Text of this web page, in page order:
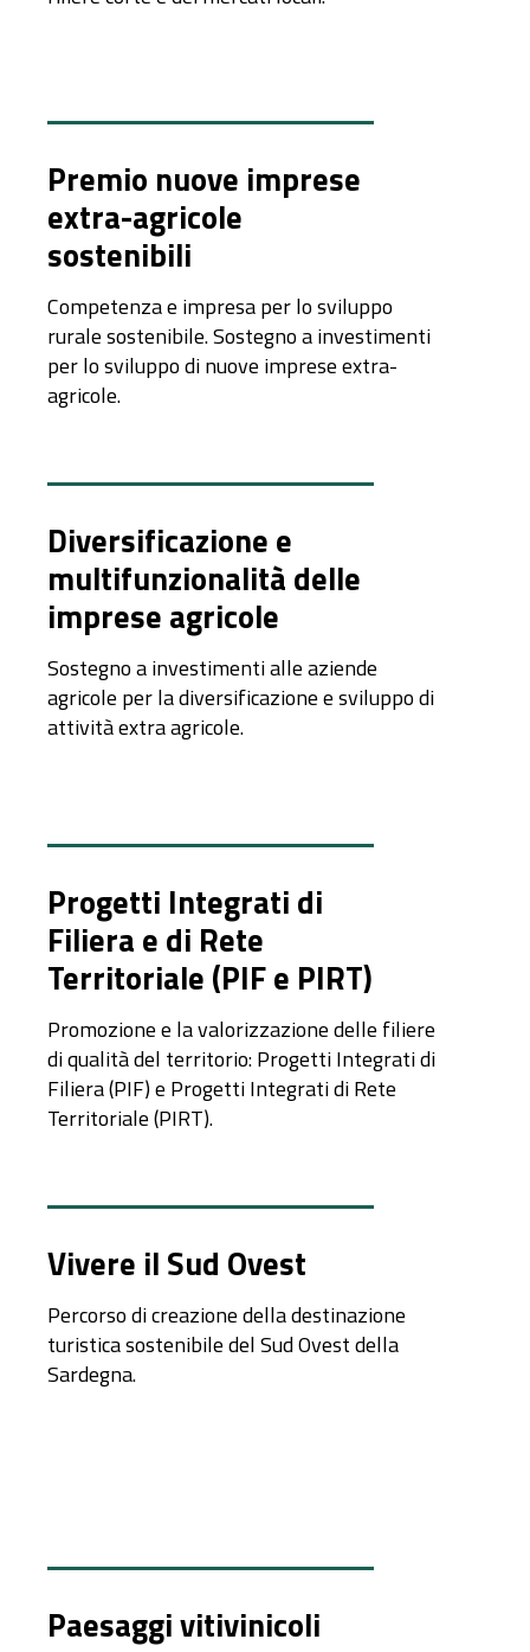
Premio nuove imprese
extra-agricole
sostenibili
Competenza e impresa per lo sviluppo
rurale sostenibile. Sostegno a investimenti
per lo sviluppo di nuove imprese extra-
agricole.
Diversificazione e
multifunzionalità delle
imprese agricole
Sostegno a investimenti alle aziende
agricole per la diversificazione e sviluppo di
attività extra agricole.
Progetti Integrati di
Filiera e di Rete
Territoriale (PIF e PIRT)
Promozione e la valorizzazione delle filiere
di qualità del territorio: Progetti Integrati di
Filiera (PIF) e Progetti Integrati di Rete
Territoriale (PIRT).
Vivere il Sud Ovest
Percorso di creazione della destinazione
turistica sostenibile del Sud Ovest della
Sardegna.
Paesaggi vitivinicoli